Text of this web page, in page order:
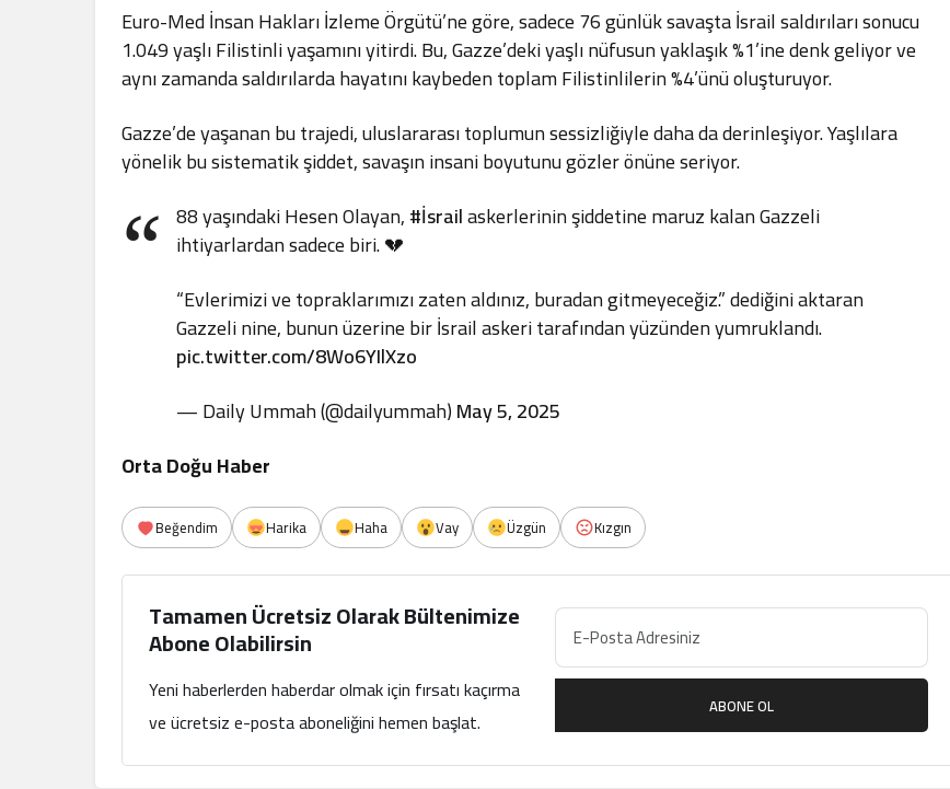
Euro-Med İnsan Hakları İzleme Örgütü’ne göre, sadece 76 günlük savaşta İsrail saldırıları sonucu
1.049 yaşlı Filistinli yaşamını yitirdi. Bu, Gazze’deki yaşlı nüfusun yaklaşık %1’ine denk geliyor ve
aynı zamanda saldırılarda hayatını kaybeden toplam Filistinlilerin %4’ünü oluşturuyor.
Gazze’de yaşanan bu trajedi, uluslararası toplumun sessizliğiyle daha da derinleşiyor. Yaşlılara
yönelik bu sistematik şiddet, savaşın insani boyutunu gözler önüne seriyor.
88 yaşındaki Hesen Olayan,#İsrailaskerlerinin şiddetine maruz kalan Gazzeli
ihtiyarlardan sadece biri. 💔
“Evlerimizi ve topraklarımızı zaten aldınız, buradan gitmeyeceğiz.” dediğini aktaran
Gazzeli nine, bunun üzerine bir İsrail askeri tarafından yüzünden yumruklandı.
pic.twitter.com/8Wo6YIlXzo
— Daily Ummah (@dailyummah)May 5, 2025
Orta Doğu Haber
Beğendim Harika Haha Vay Üzgün Kızgın
Tamamen Ücretsiz Olarak Bültenimize
Abone Olabilirsin
Yeni haberlerden haberdar olmak için fırsatı kaçırma
ve ücretsiz e-posta aboneliğini hemen başlat.
ABONE OL